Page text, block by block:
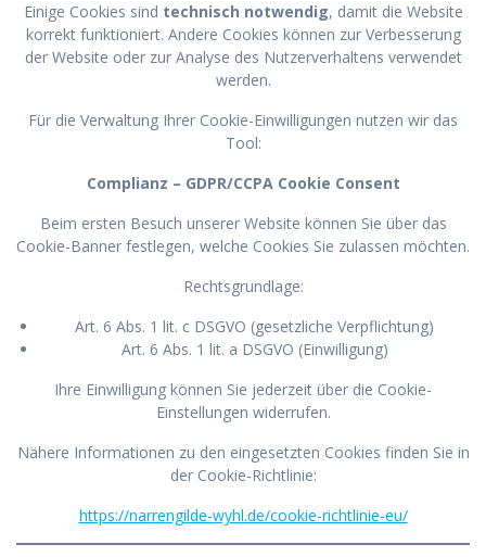
Einige Cookies sind technisch notwendig, damit die Website
korrekt funktioniert. Andere Cookies können zur Verbesserung
der Website oder zur Analyse des Nutzerverhaltens verwendet
werden.
Für die Verwaltung Ihrer Cookie-Einwilligungen nutzen wir das
Tool:
Complianz – GDPR/CCPA Cookie Consent
Beim ersten Besuch unserer Website können Sie über das
Cookie-Banner festlegen, welche Cookies Sie zulassen möchten.
Rechtsgrundlage:
Art. 6 Abs. 1 lit. c DSGVO (gesetzliche Verpflichtung)
Art. 6 Abs. 1 lit. a DSGVO (Einwilligung)
Ihre Einwilligung können Sie jederzeit über die Cookie-
Einstellungen widerrufen.
Nähere Informationen zu den eingesetzten Cookies finden Sie in
der Cookie-Richtlinie:
https://narrengilde-wyhl.de/cookie-richtlinie-eu/